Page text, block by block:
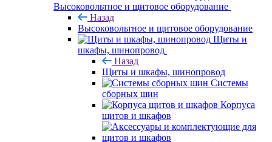
Высоковольтное и щитовое оборудование
Назад
Высоковольтное и щитовое оборудование
Щиты и
шкафы, шинопровод
Назад
Щиты и шкафы, шинопровод
Системы
сборных шин
Корпуса
щитов и шкафов